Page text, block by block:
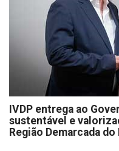
IVDP entrega ao
sustentável e
Região Demarcada do